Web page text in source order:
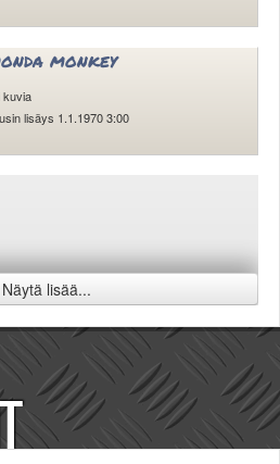
monkey
kuvia
lisäys 1.1.1970 3:00
Näytä lisää...